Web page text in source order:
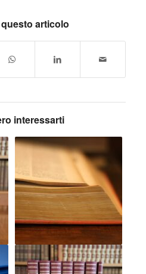
articolo
interessarti